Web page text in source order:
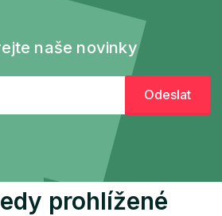
naše novinky
prohlížené